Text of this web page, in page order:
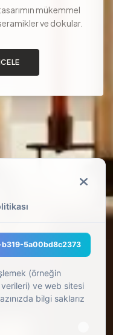
mükemmel
ve dokular.
5a00bd8c2373
(örneğin
verileri) ve web sitesi
bilgi saklarız